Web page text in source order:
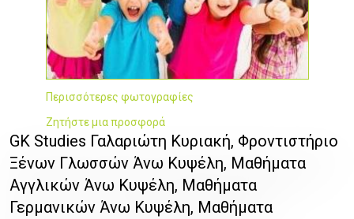
Περισσότερες φωτογραφίες
Ζητήστε μια προσφορά
GK Studies Γαλαριώτη Κυριακή, Φροντιστήριο
Ξένων Γλωσσών Άνω Κυψέλη, Μαθήματα
Αγγλικών Άνω Κυψέλη, Μαθήματα
Γερμανικών Άνω Κυψέλη, Μαθήματα